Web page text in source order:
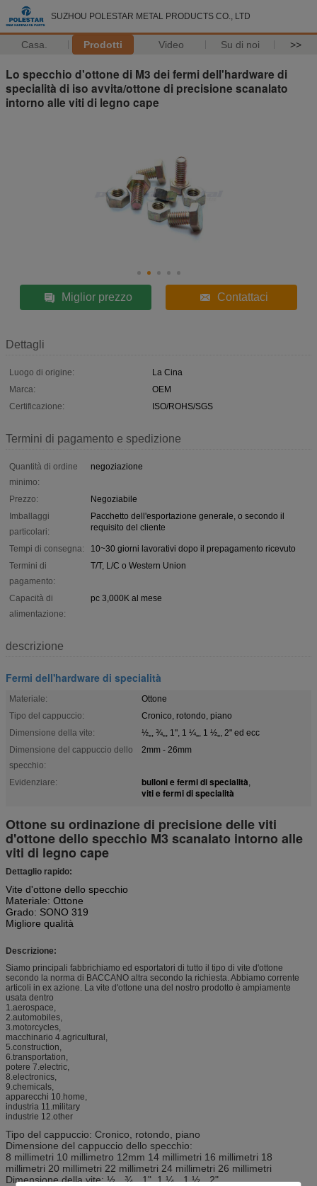
SUZHOU POLESTAR METAL PRODUCTS CO., LTD
Casa. Prodotti Video Su di noi >>
Lo specchio d'ottone di M3 dei fermi dell'hardware di
specialità di iso avvita/ottone di precisione scanalato
intorno alle viti di legno cape
Miglior prezzo Contattaci
Dettagli
Luogo di origine:
La Cina
Marca:
OEM
Certificazione:
ISO/ROHS/SGS
Termini di pagamento e spedizione
Quantità di ordine
minimo:
negoziazione
Prezzo:
Negoziabile
Imballaggi
particolari:
Pacchetto dell'esportazione generale, o secondo il
requisito del cliente
Tempi di consegna:
10~30 giorni lavorativi dopo il prepagamento ricevuto
Termini di
pagamento:
T/T, L/C o Western Union
Capacità di
alimentazione:
pc 3,000K al mese
descrizione
Fermi dell'hardware di specialità
Materiale:
Ottone
Tipo del cappuccio:
Cronico, rotondo, piano
Dimensione della vite:
½„, ¾„, 1", 1 ¼„, 1 ½„, 2" ed ecc
Dimensione del cappuccio dello
specchio:
2mm - 26mm
Evidenziare: bulloni e fermi di specialità,
viti e fermi di specialità
Ottone su ordinazione di precisione delle viti
d'ottone dello specchio M3 scanalato intorno alle
viti di legno cape
Dettaglio rapido:
Vite d'ottone dello specchio
Materiale: Ottone
Grado: SONO 319
Migliore qualità
Descrizione:
Siamo principali fabbrichiamo ed esportatori di tutto il tipo di vite d'ottone
secondo la norma di BACCANO altra secondo la richiesta. Abbiamo corrente
articoli in ex azione. La vite d'ottone una del nostro prodotto è ampiamente
usata dentro
1.aerospace,
2.automobiles,
3.motorcycles,
macchinario 4.agricultural,
5.construction,
6.transportation,
potere 7.electric,
8.electronics,
9.chemicals,
apparecchi 10.home,
industria 11.military
industrie 12.other
Tipo del cappuccio: Cronico, rotondo, piano
Dimensione del cappuccio dello specchio:
8 millimetri 10 millimetro 12mm 14 millimetri 16 millimetri 18
millimetri 20 millimetri 22 millimetri 24 millimetri 26 millimetri
Dimensione della vite: ½„, ¾„, 1", 1 ¼„, 1 ½„, 2"